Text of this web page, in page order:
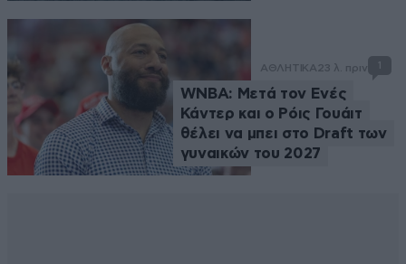
ΑΘΛΗΤΙΚΑ23 λ. πριν 1
WNBA: Μετά τον Ενές
Κάντερ και ο Ρόις Γουάιτ
θέλει να μπει στο Draft των
γυναικών του 2027